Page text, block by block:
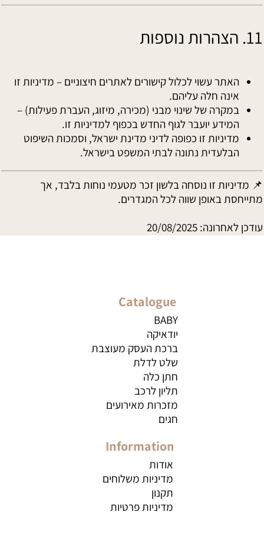
11. הצהרות נוספות
האתר עשוי לכלול קישורים לאתרים חיצוניים – מדיניות זו
אינה חלה עליהם.
במקרה של שינוי מבני (מכירה, מיזוג, העברת פעילות) –
המידע יועבר לגוף החדש בכפוף למדיניות זו.
מדיניות זו כפופה לדיני מדינת ישראל, וסמכות השיפוט
הבלעדית נתונה לבתי המשפט בישראל.
📌 מדיניות זו נוסחה בלשון זכר מטעמי נוחות בלבד, אך
מתייחסת באופן שווה לכל המגדרים.
עודכן לאחרונה: 20/08/2025
Catalogue
BABY
יודאיקה
ברכת העסק מעוצבת
שלט לדלת
חתן כלה
תליון לרכב
מזכרות מאירועים
חגים
Information
אודות
מדיניות משלוחים
תקנון
מדיניות פרטיות